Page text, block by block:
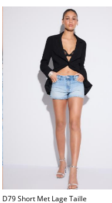
D79 Short Met Lage Taille